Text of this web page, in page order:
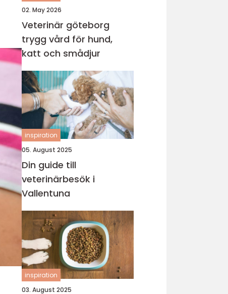
02. May 2026
Veterinär göteborg
trygg vård för hund,
katt och smådjur
inspiration
05. August 2025
Din guide till
veterinärbesök i
Vallentuna
inspiration
03. August 2025